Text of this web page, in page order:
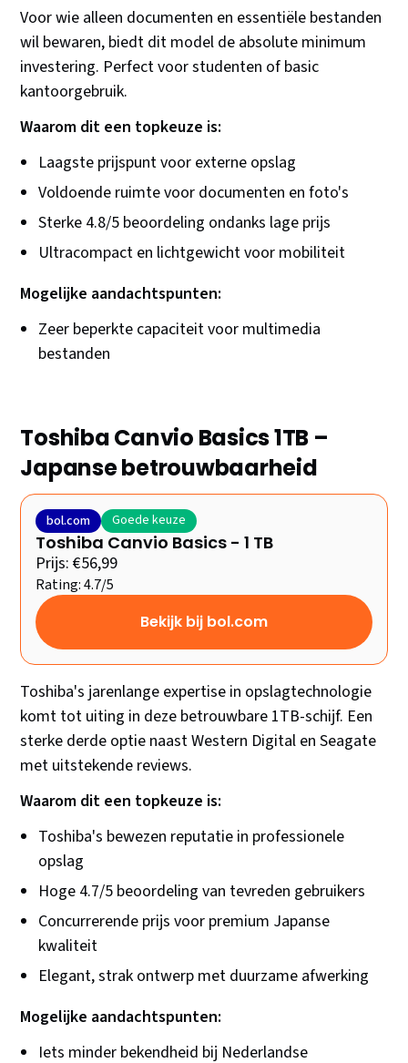
Voor wie alleen documenten en essentiële bestanden
wil bewaren, biedt dit model de absolute minimum
investering. Perfect voor studenten of basic
kantoorgebruik.
Waarom dit een topkeuze is:
Laagste prijspunt voor externe opslag
Voldoende ruimte voor documenten en foto's
Sterke 4.8/5 beoordeling ondanks lage prijs
Ultracompact en lichtgewicht voor mobiliteit
Mogelijke aandachtspunten:
Zeer beperkte capaciteit voor multimedia
bestanden
Toshiba Canvio Basics 1TB –
Japanse betrouwbaarheid
bol.com Goede keuze
Toshiba Canvio Basics - 1 TB
Prijs: €56,99
Rating: 4.7/5
Bekijk bij bol.com
Toshiba's jarenlange expertise in opslagtechnologie
komt tot uiting in deze betrouwbare 1TB-schijf. Een
sterke derde optie naast Western Digital en Seagate
met uitstekende reviews.
Waarom dit een topkeuze is:
Toshiba's bewezen reputatie in professionele
opslag
Hoge 4.7/5 beoordeling van tevreden gebruikers
Concurrerende prijs voor premium Japanse
kwaliteit
Elegant, strak ontwerp met duurzame afwerking
Mogelijke aandachtspunten:
Iets minder bekendheid bij Nederlandse